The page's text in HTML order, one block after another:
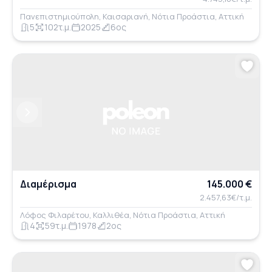
Πανεπιστημιούπολη, Καισαριανή, Νότια Προάστια, Αττική
5 102τ.μ. 2025 6ος
Διαμέρισμα 145.000 €
2.457,63€/τ.μ.
Λόφος Φιλαρέτου, Καλλιθέα, Νότια Προάστια, Αττική
4 59τ.μ. 1978 2ος